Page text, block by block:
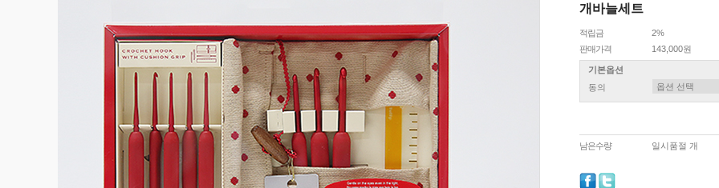
개바늘세트
적립금
2%
판매가격
143,000원
기본옵션
동의
남은수량 일시품절 개